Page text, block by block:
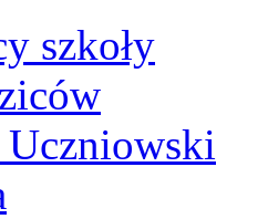
szkoły
Uczniowski